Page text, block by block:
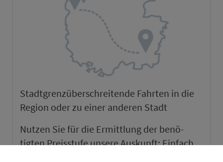
Stadtgrenzüber­schrei­tende Fahrten in die
Region oder zu einer anderen Stadt
Nutzen Sie für die Er­mitt­lung der be­nö­
tigten Preis­stufe unsere Auskunft: Ein­fach